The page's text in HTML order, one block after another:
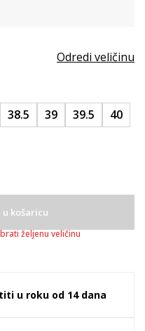
Odredi veličinu
38.5 39 39.5
40
u košaricu
željenu veličinu
u roku od 14 dana